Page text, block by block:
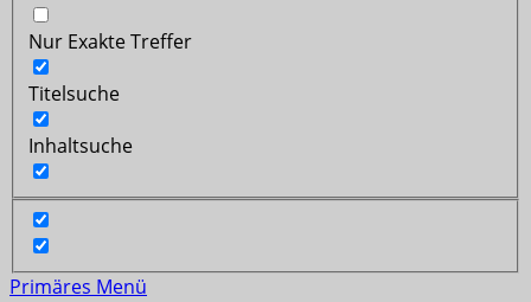
Nur Exakte Treffer
Titelsuche
Inhaltsuche
Primäres Menü